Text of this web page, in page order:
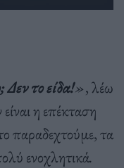
το είδα!», λέω
η επέκταση
παραδεχτούμε, τα
ενοχλητικά.